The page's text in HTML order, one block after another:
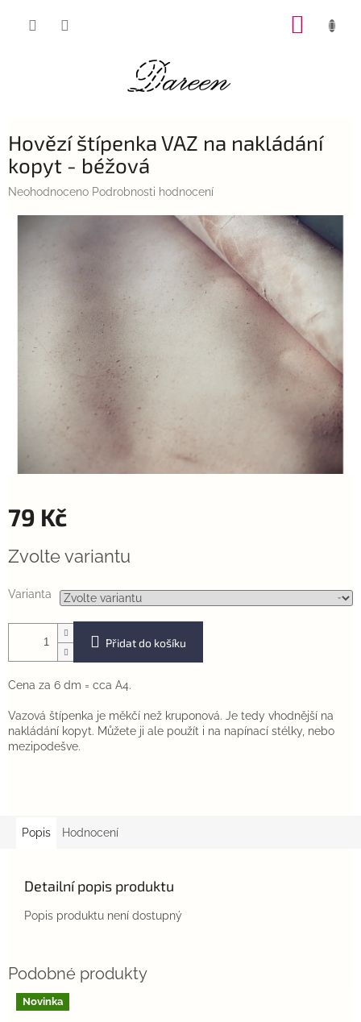
Hovězí štípenka VAZ na nakládání
kopyt - béžová
Průměrné
hvězdiček.
Neohodnoceno Podrobnosti hodnocení
79 Kč
cena:
Zvolte variantu
Varianta
Přidat do košíku
Cena za 6 dm = cca A4.
Vazová štípenka je měkčí než kruponová. Je tedy vhodnější na
nakládání kopyt. Můžete ji ale použít i na napínací stélky, nebo
mezipodešve.
Popis Hodnocení
Detailní popis produktu
Popis produktu není dostupný
Novinka